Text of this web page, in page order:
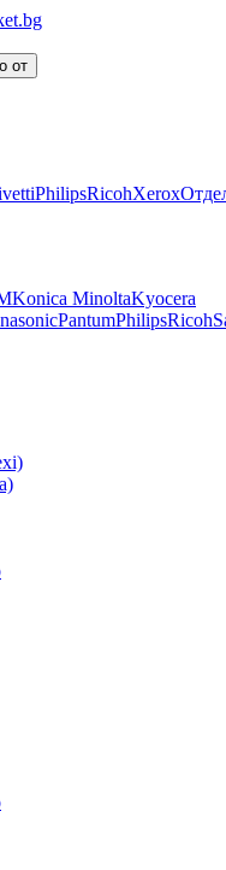
от
PhilipsRicohXerox
Konica MinoltaKyocera
PantumPhilipsRicoh